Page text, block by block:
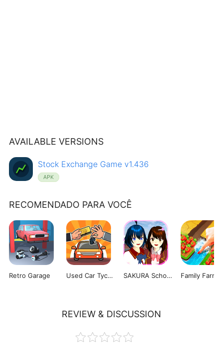
AVAILABLE VERSIONS
Stock Exchange Game v1.436
APK
RECOMENDADO PARA VOCÊ
Retro Garage Used Car Tycoon Game SAKURA School Simulator
REVIEW & DISCUSSION